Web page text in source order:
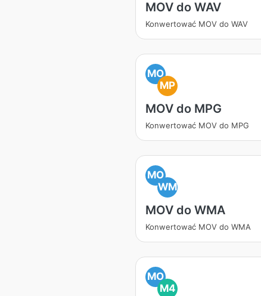
MOV do WAV
Konwertować MOV do WAV
MO
MP
MOV do MPG
Konwertować MOV do MPG
MO
WM
MOV do WMA
Konwertować MOV do WMA
MO
M4